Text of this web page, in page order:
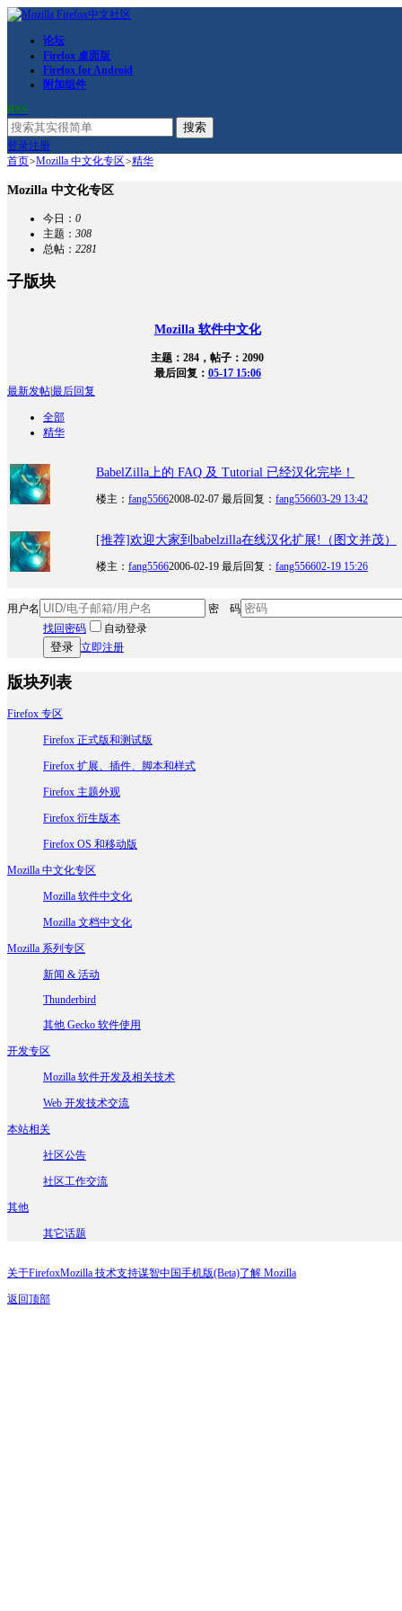
论坛
Firefox 桌面版
Firefox for Android
附加组件
RSS
搜索
登录注册
首页>Mozilla 中文化专区>精华
Mozilla 中文化专区
今日： 0
主题： 308
总帖： 2281
子版块
Mozilla 软件中文化
主题：284，帖子：2090
最后回复： 05-17 15:06
最新发帖最后回复
全部
精华
BabelZilla上的 FAQ 及 Tutorial 已经汉化完毕！
楼主： fang55662008-02-07 最后回复： fang556603-29 13:42
[推荐]欢迎大家到babelzilla在线汉化扩展!（图文并茂）
楼主： fang55662006-02-19 最后回复： fang556602-19 15:26
用户名
密 码
找回密码
自动登录
登录 立即注册
版块列表
Firefox 专区
Firefox 正式版和测试版
Firefox 扩展、插件、脚本和样式
Firefox 主题外观
Firefox 衍生版本
Firefox OS 和移动版
Mozilla 中文化专区
Mozilla 软件中文化
Mozilla 文档中文化
Mozilla 系列专区
新闻 & 活动
Thunderbird
其他 Gecko 软件使用
开发专区
Mozilla 软件开发及相关技术
Web 开发技术交流
本站相关
社区公告
社区工作交流
其他
其它话题
关于FirefoxMozilla 技术支持谋智中国手机版(Beta)了解 Mozilla
返回顶部